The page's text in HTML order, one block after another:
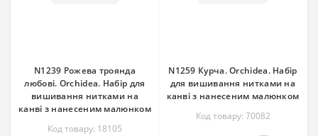
N1239 Рожева троянда
любові. Orchidea. Набір для
вишивання нитками на
канві з нанесеним малюнком
Код товару: 18105
N1259 Курча. Orchidea. Набір
для вишивання нитками на
канві з нанесеним малюнком
Код товару: 70082